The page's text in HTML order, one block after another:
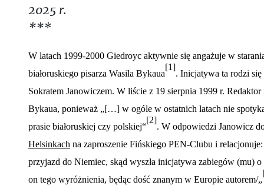
2025 r.
***
W latach 1999-2000 Giedroyc aktywnie się angażuje w
białoruskiego pisarza Wasila Bykaua
[1]
. Inicjatywa ta rodzi
Sokratem Janowiczem. W liście z 19 sierpnia 1999 r. Redaktor
Bykaua, ponieważ „[…] w ogóle w ostatnich latach nie
prasie białoruskiej czy polskiej“
[2]
. W odpowiedzi Janowicz
Helsinkach na zaproszenie Fińskiego PEN-Clubu i
przyjazd do Niemiec, skąd wyszła inicjatywa zabiegów (mu) o
on tego wyróżnienia, będąc dość znanym w Europie autorem/„